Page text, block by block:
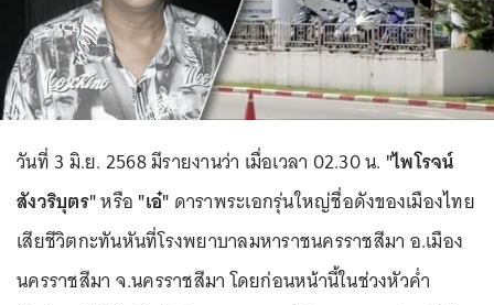
วันที่ 3 มิ.ย. 2568 มีรายงานว่า เมื่อเวลา 02.30 น. "ไพโรจน์
สังวริบุตร"หรือ "เอ๋" ดาราพระเอกรุ่นใหญ่ชื่อดังของเมืองไทย
เสียชีวิตกะทันหันที่โรงพยาบาลมหาราชนครราชสีมา อ.เมือง
นครราชสีมา จ.นครราชสีมา โดยก่อนหน้านี้ในช่วงหัวค่ำ